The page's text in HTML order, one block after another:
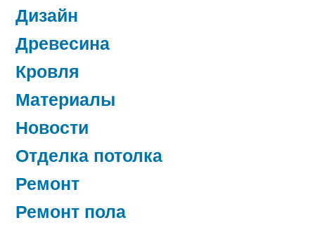
Дизайн
Древесина
Кровля
Материалы
Новости
Отделка потолка
Ремонт
Ремонт пола